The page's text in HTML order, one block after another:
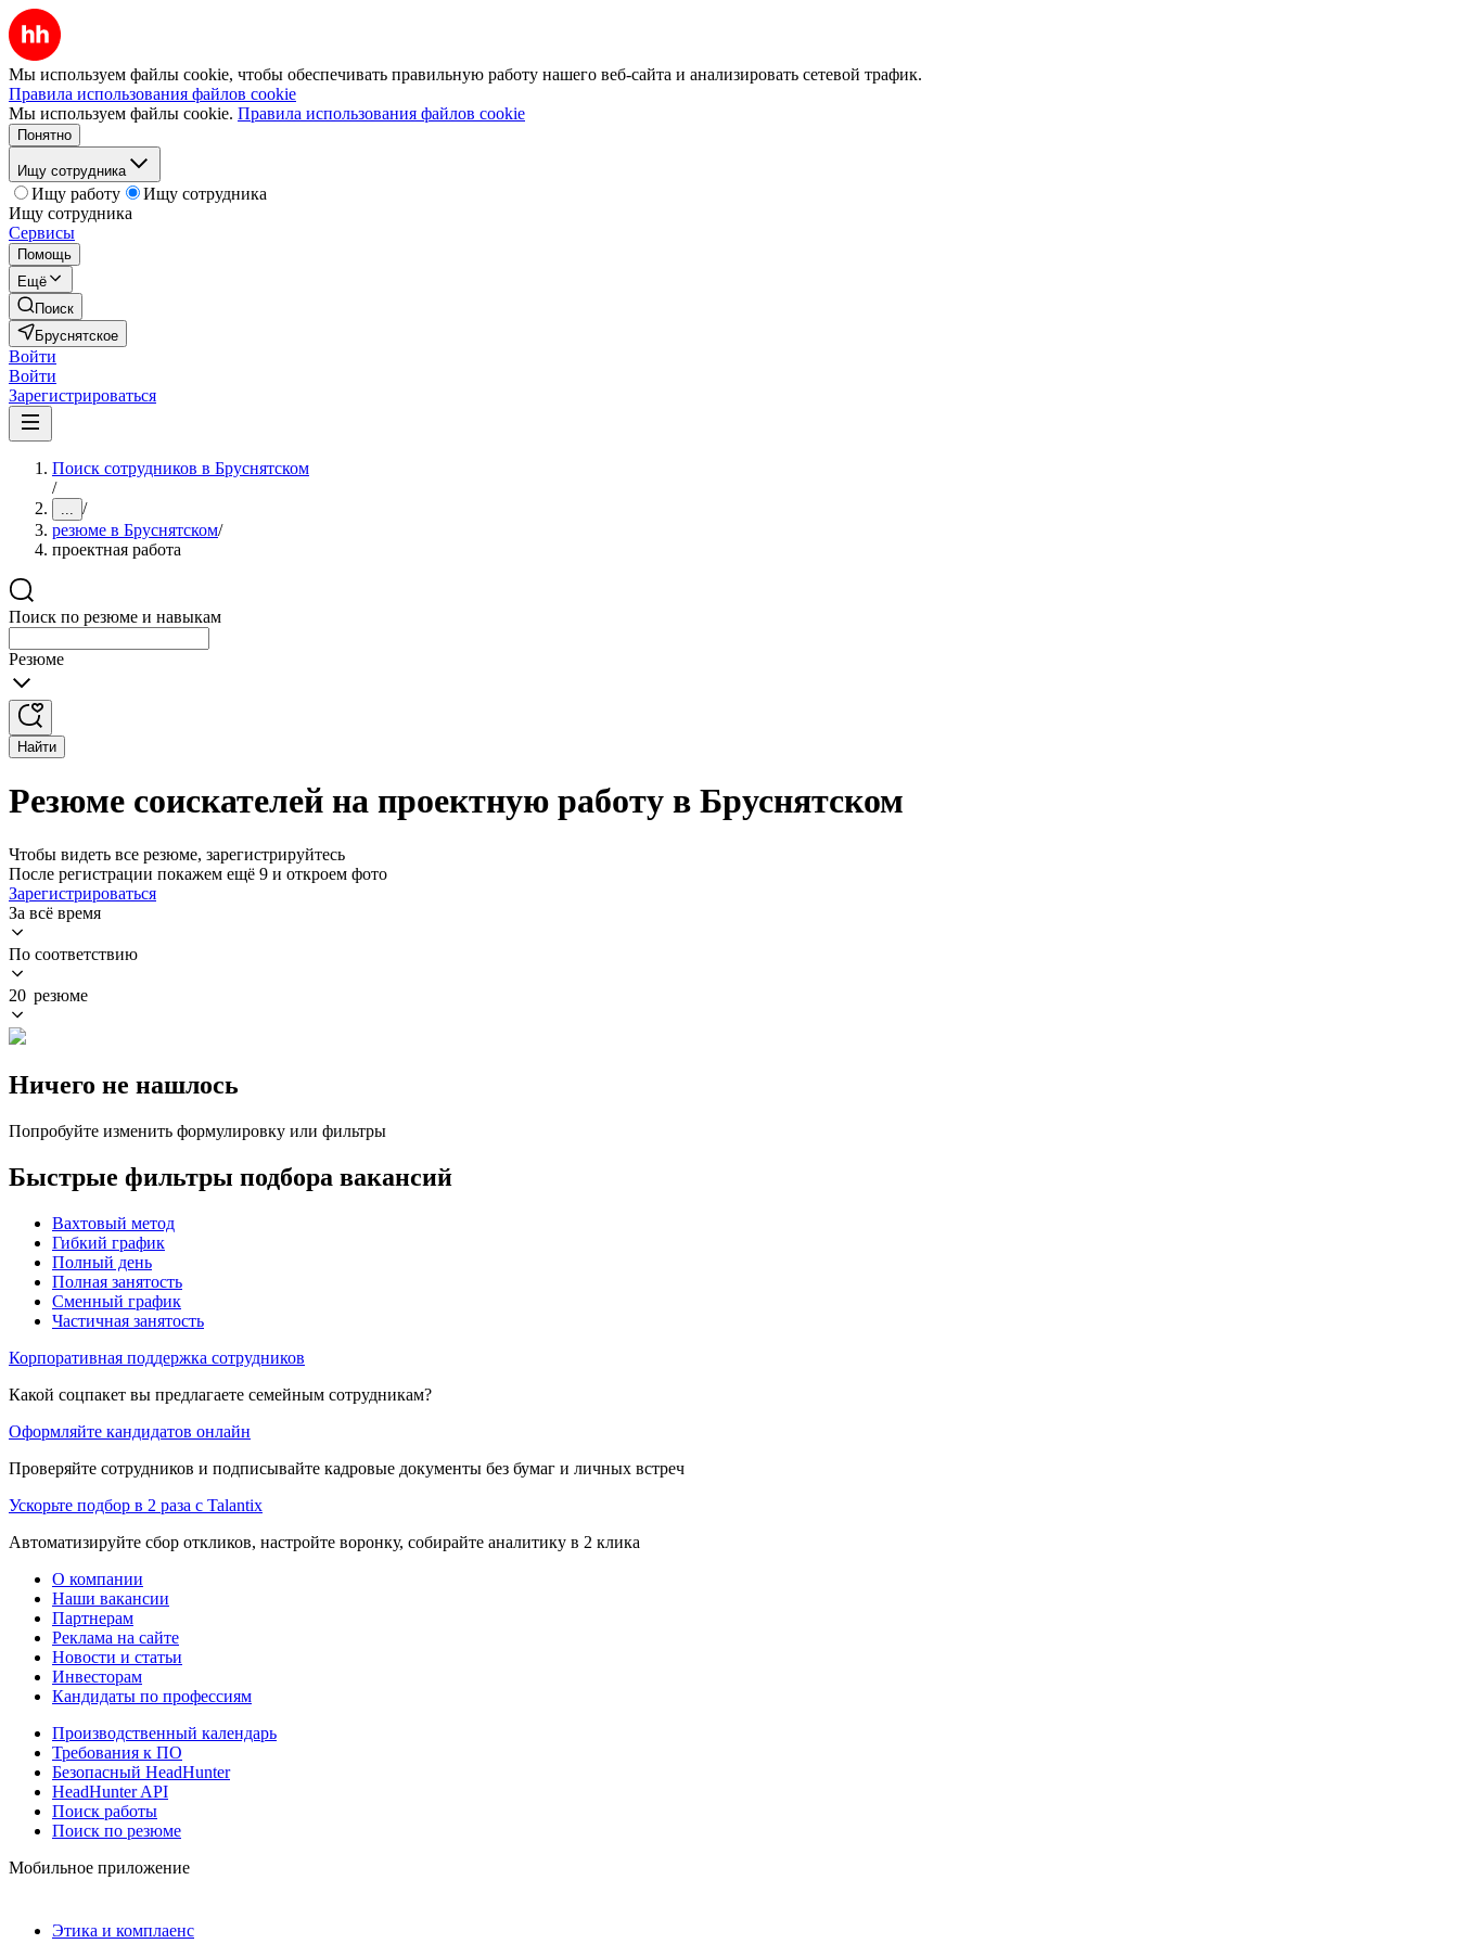
Мы используем файлы cookie, чтобы обеспечивать правильную работу нашего веб-сайта и анализировать сетевой трафик.
Правила использования файлов cookie
Мы используем файлы cookie. Правила использования файлов cookie
Понятно
Ищу сотрудника
Ищу работу
Ищу сотрудника
Ищу сотрудника
Сервисы
Помощь
Ещё
Поиск
Бруснятское
Войти
Войти
Зарегистрироваться
Поиск сотрудников в Бруснятском
/
... /
резюме в Бруснятском/
проектная работа
Поиск по резюме и навыкам
Резюме
Найти
Резюме соискателей на проектную работу в Бруснятском
Чтобы видеть все резюме, зарегистрируйтесь
После регистрации покажем ещё 9 и откроем фото
Зарегистрироваться
За всё время
По соответствию
20 резюме
Ничего не нашлось
Попробуйте изменить формулировку или фильтры
Быстрые фильтры подбора вакансий
Вахтовый метод
Гибкий график
Полный день
Полная занятость
Сменный график
Частичная занятость
Корпоративная поддержка сотрудников
Какой соцпакет вы предлагаете семейным сотрудникам?
Оформляйте кандидатов онлайн
Проверяйте сотрудников и подписывайте кадровые документы без бумаг и личных встреч
Ускорьте подбор в 2 раза с Talantix
Автоматизируйте сбор откликов, настройте воронку, собирайте аналитику в 2 клика
О компании
Наши вакансии
Партнерам
Реклама на сайте
Новости и статьи
Инвесторам
Кандидаты по профессиям
Производственный календарь
Требования к ПО
Безопасный HeadHunter
HeadHunter API
Поиск работы
Поиск по резюме
Мобильное приложение
Этика и комплаенс